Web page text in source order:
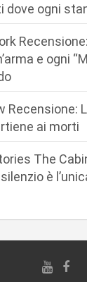
ogni
e ogni
Recensione:
ai morti
The
è